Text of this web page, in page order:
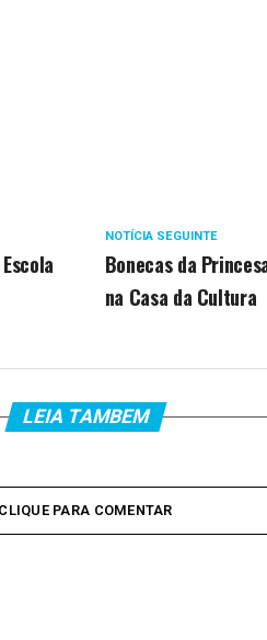
NOTÍCIA SEGUINTE
Bonecas da
na Casa da Cultura
LEIA TAMBEM
CLIQUE PARA COMENTAR